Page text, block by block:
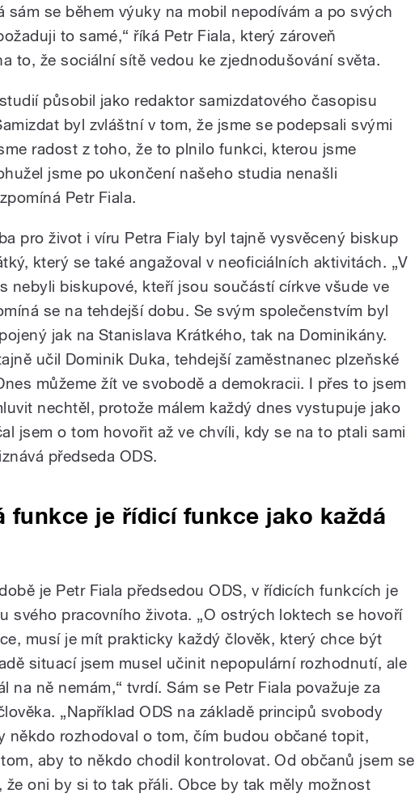
sám se během výuky na mobil nepodívám a po svých
to samé,“ říká Petr Fiala, který zároveň
to, že sociální sítě vedou ke zjednodušování světa.
působil jako redaktor samizdatového časopisu
byl zvláštní v tom, že jsme se podepsali svými
radost z toho, že to plnilo funkci, kterou jsme
jsme po ukončení našeho studia nenašli
Petr Fiala.
pro život i víru Petra Fialy byl tajně vysvěcený biskup
který se také angažoval v neoficiálních aktivitách. „V
nebyli biskupové, kteří jsou součástí církve všude ve
se na tehdejší dobu. Se svým společenstvím byl
jak na Stanislava Krátkého, tak na Dominikány.
učil Dominik Duka, tehdejší zaměstnanec plzeňské
můžeme žít ve svobodě a demokracii. I přes to jsem
nechtěl, protože málem každý dnes vystupuje jako
jsem o tom hovořit až ve chvíli, kdy se na to ptali sami
předseda ODS.
funkce je řídicí funkce jako každá
je Petr Fiala předsedou ODS, v řídicích funkcích je
svého pracovního života. „O ostrých loktech se hovoří
musí je mít prakticky každý člověk, který chce být
situací jsem musel učinit nepopulární rozhodnutí, ale
na ně nemám,“ tvrdí. Sám se Petr Fiala považuje za
„Například ODS na základě principů svobody
někdo rozhodoval o tom, čím budou občané topit,
aby to někdo chodil kontrolovat. Od občanů jsem se
že oni by si to tak přáli. Obce by tak měly možnost